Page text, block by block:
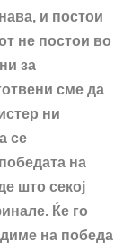
и постои
не постои во
за
сме да
ни
се
на
што секој
Ќе го
на победа